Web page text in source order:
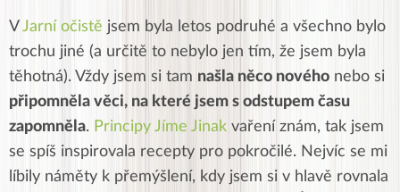
VJarní očistě jsem byla letos podruhé a všechno bylo
trochu jiné (a určitě to nebylo jen tím, že jsem byla
těhotná). Vždy jsem si tam našla něco nového nebo si
připomněla věci, na které jsem s odstupem času
zapomněla. Principy Jíme Jinak vaření znám, tak jsem
se spíš inspirovala recepty pro pokročilé. Nejvíc se mi
líbily náměty k přemýšlení, kdy jsem si v hlavě rovnala